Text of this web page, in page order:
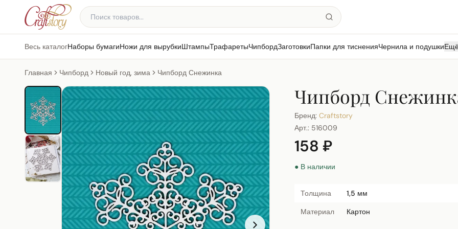
Весь каталогНаборы бумагиНожи для вырубкиШтампыТрафаретыЧипбордЗаготовкиПапки для тисненияЧернила и подушки
Главная Чипборд Новый год, зима Чипборд Снежинка
Чипборд
Бренд: Craftstory
Арт.: 516009
158 ₽
● В наличии
Толщина
1,5 мм
Материал
Картон